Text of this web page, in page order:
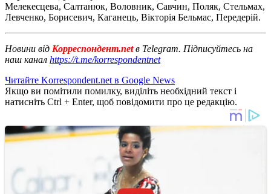
Мелекесцева, Салтанюк, Воловник, Савчин, Поляк, Стельмах,
Левченко, Борисевич, Каганець, Вікторія Бельмас, Передерій.
Новини від Корреспондент.netв Telegram. Підписуйтесь на
наш канал https://t.me/korrespondentnet
Читайте Korrespondent.net в Google News
Якщо ви помітили помилку, виділіть необхідний текст і
натисніть Ctrl + Enter, щоб повідомити про це редакцію.